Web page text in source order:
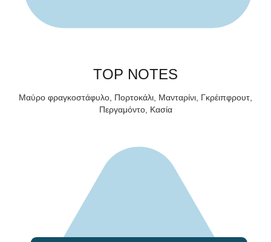
TOP NOTES
Μαύρο φραγκοστάφυλο, Πορτοκάλι, Μανταρίνι, Γκρέιπφρουτ,
Περγαμόντο, Κασία